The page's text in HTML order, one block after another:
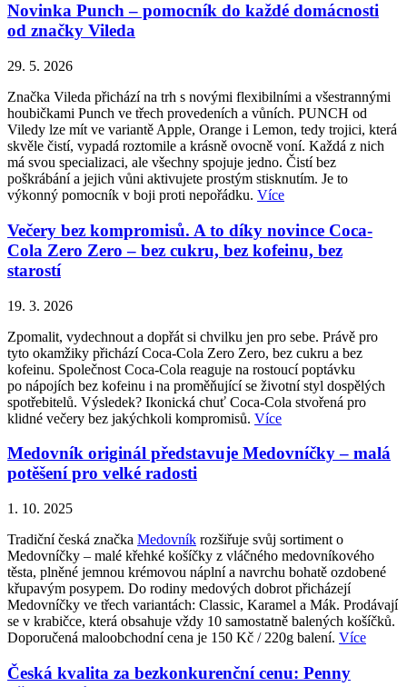
Novinka Punch – pomocník do každé domácnosti
od značky Vileda
29. 5. 2026
Značka Vileda přichází na trh s novými flexibilními a všestrannými
houbičkami Punch ve třech provedeních a vůních. PUNCH od
Viledy lze mít ve variantě Apple, Orange i Lemon, tedy trojici, která
skvěle čistí, vypadá roztomile a krásně ovocně voní. Každá z nich
má svou specializaci, ale všechny spojuje jedno. Čistí bez
poškrábání a jejich vůni aktivujete prostým stisknutím. Je to
výkonný pomocník v boji proti nepořádku. Více
Večery bez kompromisů. A to díky novince Coca-
Cola Zero Zero – bez cukru, bez kofeinu, bez
starostí
19. 3. 2026
Zpomalit, vydechnout a dopřát si chvilku jen pro sebe. Právě pro
tyto okamžiky přichází Coca-Cola Zero Zero, bez cukru a bez
kofeinu. Společnost Coca-Cola reaguje na rostoucí poptávku
po nápojích bez kofeinu i na proměňující se životní styl dospělých
spotřebitelů. Výsledek? Ikonická chuť Coca-Cola stvořená pro
klidné večery bez jakýchkoli kompromisů. Více
Medovník originál představuje Medovníčky – malá
potěšení pro velké radosti
1. 10. 2025
Tradiční česká značka Medovník rozšiřuje svůj sortiment o
Medovníčky – malé křehké košíčky z vláčného medovníkového
těsta, plněné jemnou krémovou náplní a navrchu bohatě ozdobené
křupavým posypem. Do rodiny medových dobrot přicházejí
Medovníčky ve třech variantách: Classic, Karamel a Mák. Prodávají
se v krabičce, která obsahuje vždy 10 samostatně balených košíčků.
Doporučená maloobchodní cena je 150 Kč / 220g balení. Více
Česká kvalita za bezkonkurenční cenu: Penny